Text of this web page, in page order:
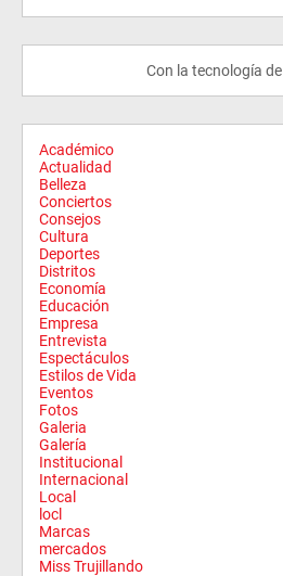
Con la tecnología de
Académico
Actualidad
Belleza
Conciertos
Consejos
Cultura
Deportes
Distritos
Economía
Educación
Empresa
Entrevista
Espectáculos
Estilos de Vida
Eventos
Fotos
Galeria
Galería
Institucional
Internacional
Local
locl
Marcas
mercados
Miss Trujillando